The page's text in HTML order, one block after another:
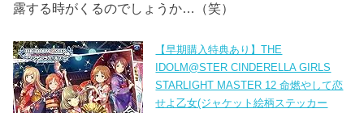
露する時がくるのでしょうか…（笑）
【早期購入特典あり】THE
IDOLM@STER CINDERELLA GIRLS
STARLIGHT MASTER 12 命燃やして恋
せよ乙女(ジャケット絵柄ステッカー